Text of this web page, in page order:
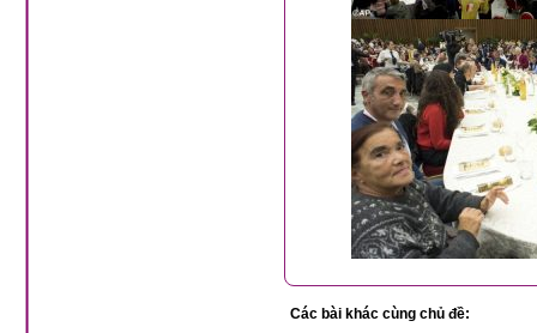
Các bài khác cùng chủ đề: